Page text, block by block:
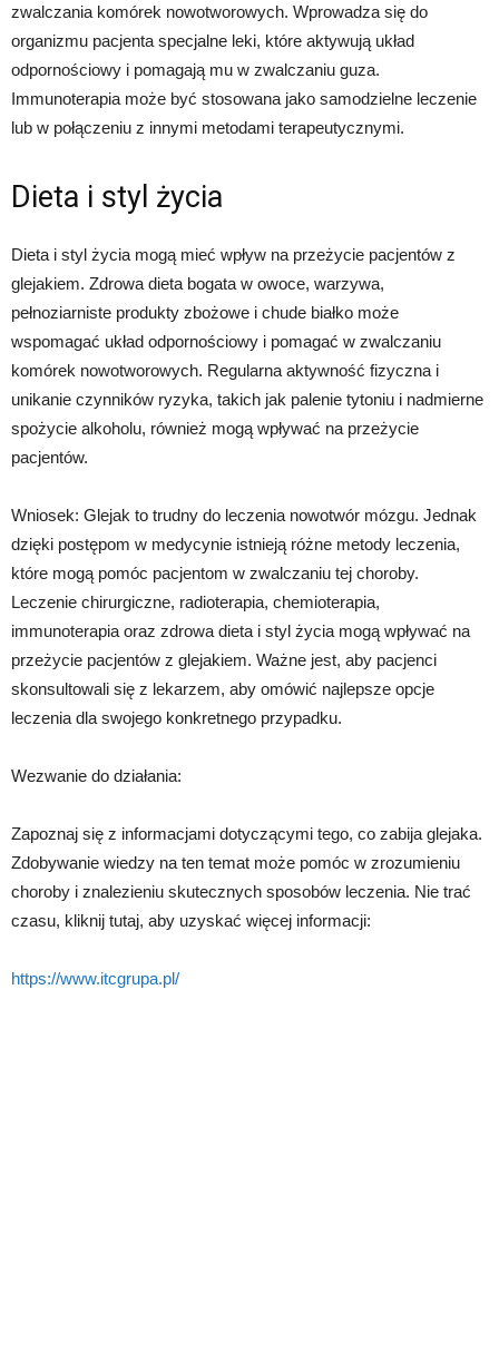
zwalczania komórek nowotworowych. Wprowadza się do
organizmu pacjenta specjalne leki, które aktywują układ
odpornościowy i pomagają mu w zwalczaniu guza.
Immunoterapia może być stosowana jako samodzielne leczenie
lub w połączeniu z innymi metodami terapeutycznymi.
Dieta i styl życia
Dieta i styl życia mogą mieć wpływ na przeżycie pacjentów z
glejakiem. Zdrowa dieta bogata w owoce, warzywa,
pełnoziarniste produkty zbożowe i chude białko może
wspomagać układ odpornościowy i pomagać w zwalczaniu
komórek nowotworowych. Regularna aktywność fizyczna i
unikanie czynników ryzyka, takich jak palenie tytoniu i nadmierne
spożycie alkoholu, również mogą wpływać na przeżycie
pacjentów.
Wniosek: Glejak to trudny do leczenia nowotwór mózgu. Jednak
dzięki postępom w medycynie istnieją różne metody leczenia,
które mogą pomóc pacjentom w zwalczaniu tej choroby.
Leczenie chirurgiczne, radioterapia, chemioterapia,
immunoterapia oraz zdrowa dieta i styl życia mogą wpływać na
przeżycie pacjentów z glejakiem. Ważne jest, aby pacjenci
skonsultowali się z lekarzem, aby omówić najlepsze opcje
leczenia dla swojego konkretnego przypadku.
Wezwanie do działania:
Zapoznaj się z informacjami dotyczącymi tego, co zabija glejaka.
Zdobywanie wiedzy na ten temat może pomóc w zrozumieniu
choroby i znalezieniu skutecznych sposobów leczenia. Nie trać
czasu, kliknij tutaj, aby uzyskać więcej informacji:
https://www.itcgrupa.pl/